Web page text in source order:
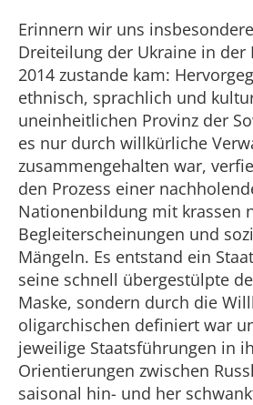
Erinnern wir uns
Dreiteilung der Ukraine in der
2014 zustande kam:
ethnisch, sprachlich und
uneinheitlichen Provinz der
es nur durch willkürliche
zusammengehalten war,
den Prozess einer
Nationenbildung mit krassen
Begleiterscheinungen und
Mängeln. Es entstand ein
seine schnell übergestülpte
Maske, sondern durch die
oligarchischen definiert war
jeweilige Staatsführungen in
Orientierungen zwischen
saisonal hin- und her